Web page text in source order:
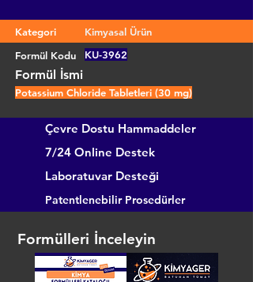
Kategori
Kimyasal Ürün
Formül Kodu
KU-3962
Formül İsmi
Potassium Chloride Tabletleri (30 mg)
Çevre Dostu Hammaddeler
7/24 Online Destek
Laboratuvar Desteği
Patentlenebilir Prosedürler
Formülleri İnceleyin